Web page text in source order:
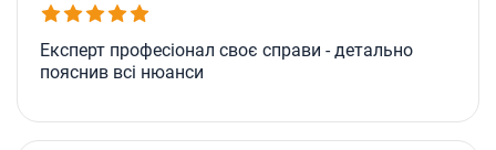
Експерт професіонал своє справи - детально
пояснив всі нюанси